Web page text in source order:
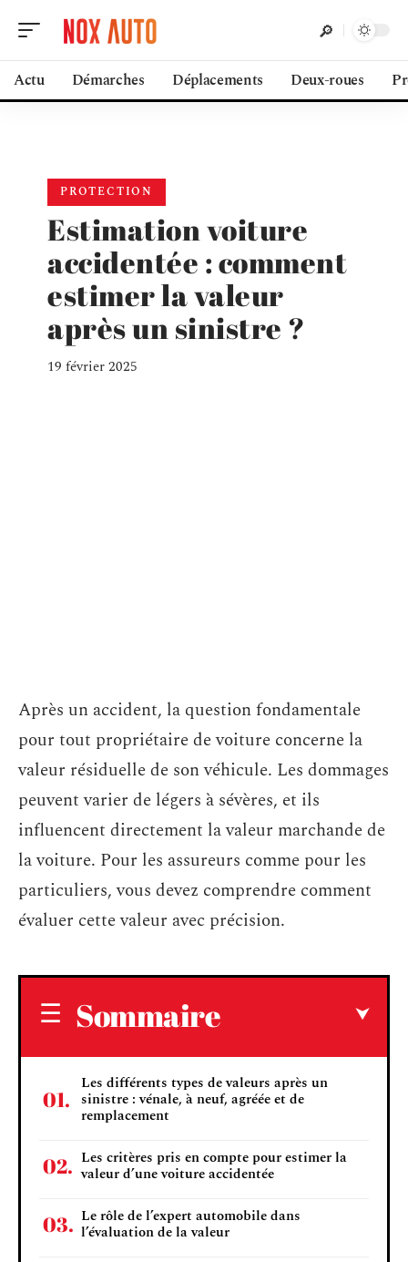
Actu Démarches Déplacements Deux-roues
PROTECTION
Estimation voiture
accidentée : comment
estimer la valeur
après un sinistre ?
19 février 2025
Après un accident, la question fondamentale
pour tout propriétaire de voiture concerne la
valeur résiduelle de son véhicule. Les dommages
peuvent varier de légers à sévères, et ils
influencent directement la valeur marchande de
la voiture. Pour les assureurs comme pour les
particuliers, vous devez comprendre comment
évaluer cette valeur avec précision.
Sommaire
Les différents types de valeurs après un
sinistre : vénale, à neuf, agréée et de
remplacement
Les critères pris en compte pour estimer la
valeur d’une voiture accidentée
Le rôle de l’expert automobile dans
l’évaluation de la valeur